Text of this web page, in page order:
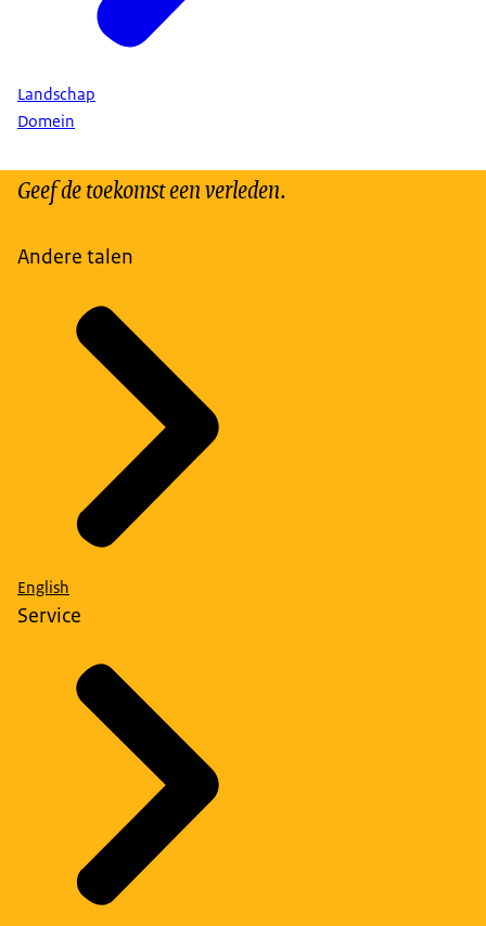
Landschap
Domein
Geef de toekomst een verleden.
Andere talen
English
Service